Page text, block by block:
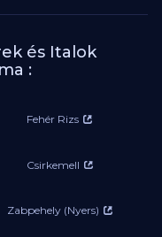
és Italok
:
Fehér Rizs
Csirkemell
Zabpehely (Nyers)